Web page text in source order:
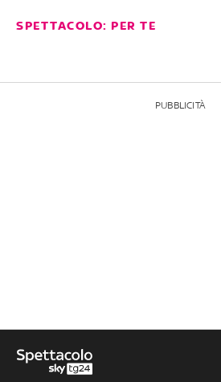
SPETTACOLO: PER TE
PUBBLICITÀ